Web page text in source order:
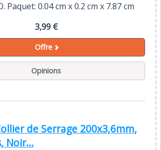
Paquet: 0.04 cm x 0.2 cm x 7.87 cm
3,99 €
Offre
Opinions
de Serrage 200x3,6mm,
Noir...